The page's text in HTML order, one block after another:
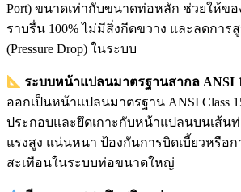
Port) ขนาดเท่ากับขนาดท่อหลัก ช่วยให้ขอ
ราบรื่น 100% ไม่มีสิ่งกีดขวาง และลดการ
(Pressure Drop) ในระบบ
ระบบหน้าแปลนมาตรฐานสากล ANSI
ออกเป็นหน้าแปลนมาตรฐาน ANSI Class
ประกอบและยึดเกาะกับหน้าแปลนบนเส้น
แรงสูง แน่นหนา ป้องกันการบิดเบี้ยวหรือ
สะเทือนในระบบท่อขนาดใหญ่